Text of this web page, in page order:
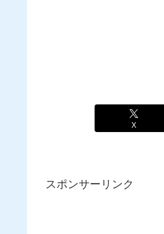
X
スポンサーリンク